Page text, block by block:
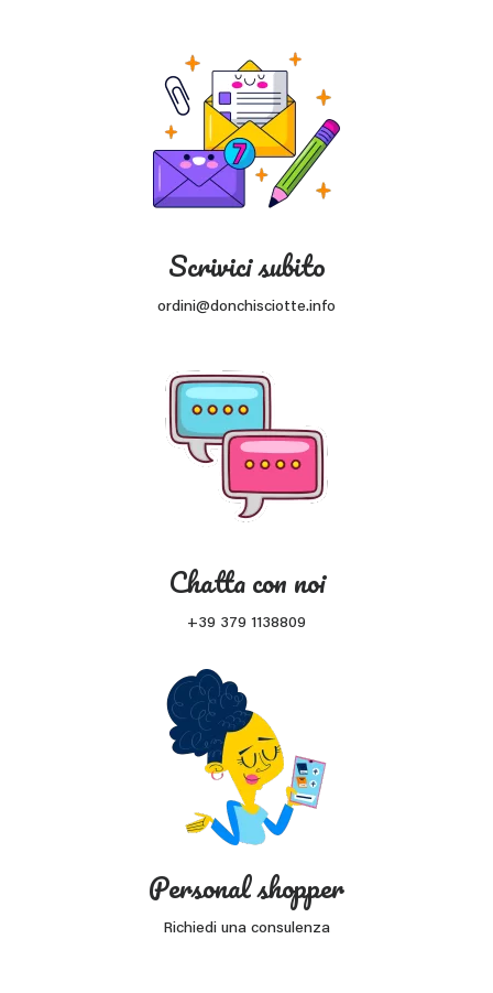
Scrivici subito
ordini@donchisciotte.info
Chatta con noi
+39 379 1138809
Personal shopper
Richiedi una consulenza